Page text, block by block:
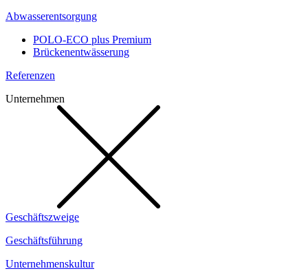
Abwasserentsorgung
POLO-ECO plus Premium
Brückenentwässerung
Referenzen
Unternehmen
Geschäftszweige
Geschäftsführung
Unternehmenskultur